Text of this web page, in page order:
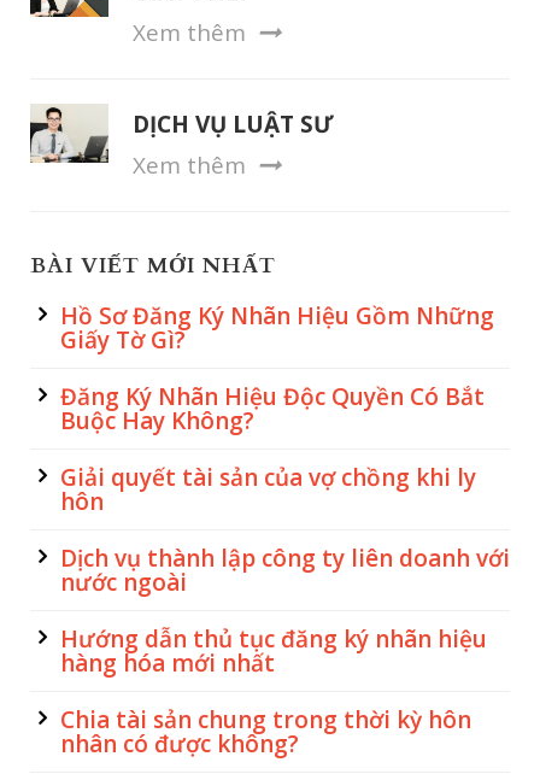
Xem thêm
DỊCH VỤ LUẬT SƯ
Xem thêm
BÀI VIẾT MỚI NHẤT
Hồ Sơ Đăng Ký Nhãn Hiệu Gồm Những
Giấy Tờ Gì?
Đăng Ký Nhãn Hiệu Độc Quyền Có Bắt
Buộc Hay Không?
Giải quyết tài sản của vợ chồng khi ly
hôn
Dịch vụ thành lập công ty liên doanh với
nước ngoài
Hướng dẫn thủ tục đăng ký nhãn hiệu
hàng hóa mới nhất
Chia tài sản chung trong thời kỳ hôn
nhân có được không?